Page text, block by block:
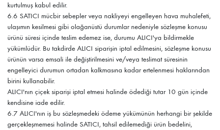
kurtulmuş kabul edilir.
6.6 SATICI mücbir sebepler veya nakliyeyi engelleyen hava muhalefeti,
ulaşımın kesilmesi gibi olağanüstü durumlar nedeniyle sözleşme konusu
ürünü süresi içinde teslim edemez ise, durumu ALICI'ya bildirmekle
yükümlüdür. Bu takdirde ALICI siparişin iptal edilmesini, sözleşme konusu
ürünün varsa emsali ile değiştirilmesini ve/veya teslimat süresinin
engelleyici durumun ortadan kalkmasına kadar ertelenmesi haklarından
birini kullanabilir.
ALICI'nın çiçek siparişi iptal etmesi halinde ödediği tutar 10 gün içinde
kendisine iade edilir.
6.7 ALICI'nın iş bu sözleşmedeki ödeme yükümünün herhangi bir şekilde
gerçekleşmemesi halinde SATICI, tahsil edilemediği ürün bedelini,